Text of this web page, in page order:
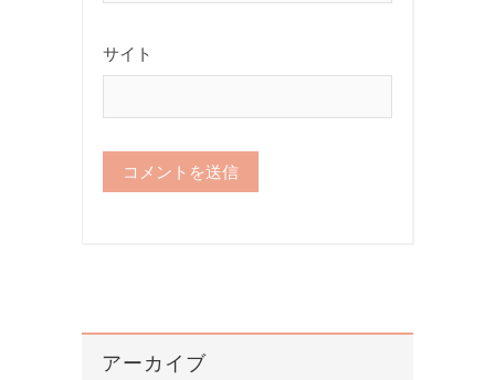
サイト
アーカイブ